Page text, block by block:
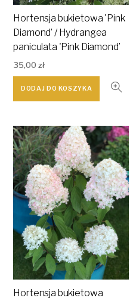
Hortensja bukietowa 'Pink
Diamond’ / Hydrangea
paniculata 'Pink Diamond’
35,00zł
DODAJ DO KOSZYKA
Hortensja bukietowa